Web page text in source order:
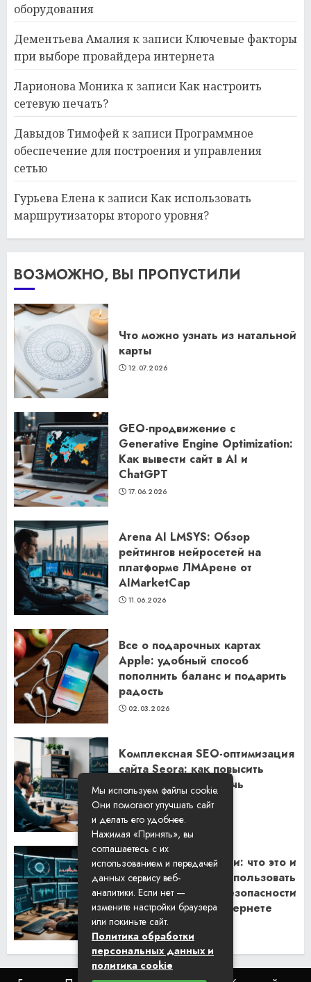
оборудования
Дементьева Амалияк записиКлючевые факторы
при выборе провайдера интернета
Ларионова Моникак записиКак настроить
сетевую печать?
Давыдов Тимофейк записиПрограммное
обеспечение для построения и управления
сетью
Гурьева Еленак записиКак использовать
маршрутизаторы второго уровня?
ВОЗМОЖНО, ВЫ ПРОПУСТИЛИ
Что можно узнать из натальной
карты
12.07.2026
GEO-продвижение с
Generative Engine Optimization:
Как вывести сайт в AI и
ChatGPT
17.06.2026
Arena AI LMSYS: Обзор
рейтингов нейросетей на
платформе ЛМАрене от
AIMarketCap
11.06.2026
Все о подарочных картах
Apple: удобный способ
пополнить баланс и подарить
радость
02.03.2026
Комплексная SEO-оптимизация
сайта Seora: как повысить
видимость и привлечь
клиентов
06.02.2026
Резидентские прокси: что это и
как их правильно использовать
для обеспечения безопасности
и анонимности в интернете
29.01.2026
Мы используем файлы cookie.
Они помогают улучшать сайт
и делать его удобнее.
Нажимая «Принять», вы
соглашаетесь с их
использованием и передачей
данных сервису веб-
аналитики. Если нет —
измените настройки браузера
или покиньте сайт.
Политика обработки
персональных данных и
политика cookie